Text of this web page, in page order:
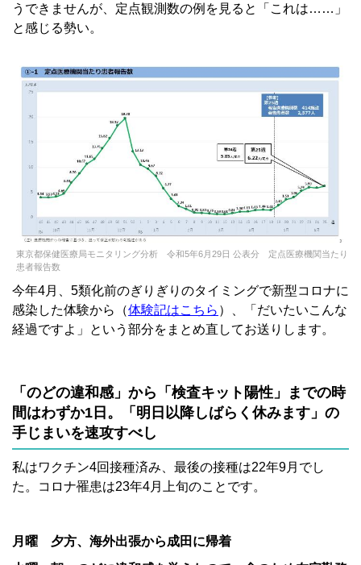
うできませんが、定点観測数の例を見ると「これは……」
と感じる勢い。
東京都保健医療局モニタリング分析 令和5年6月29日 公表分 定点医療機関当たり
患者報告数
今年4月、5類化前のぎりぎりのタイミングで新型コロナに
感染した体験から（体験記はこちら ）、「だいたいこんな
経過ですよ」という部分をまとめ直してお送りします。
「のどの違和感」から「検査キット陽性」までの時
間はわずか1日。「明日以降しばらく休みます」の
手じまいを速攻すべし
私はワクチン4回接種済み、最後の接種は22年9月でし
た。コロナ罹患は23年4月上旬のことです。
月曜 夕方、海外出張から成田に帰着